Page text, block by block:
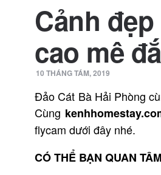
Cảnh
cao mê
10 THÁNG TÁM, 2019
Đảo Cát Bà Hải Phòng
Cùng
flycam dưới đây nhé.
CÓ THỂ BẠN QUAN